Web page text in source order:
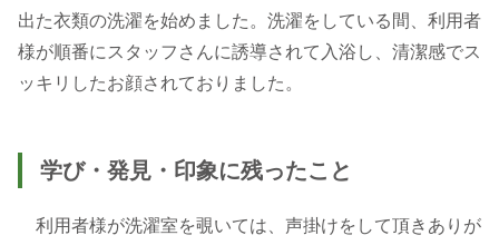
出た衣類の洗濯を始めました。洗濯をしている間、利用者
様が順番にスタッフさんに誘導されて入浴し、清潔感でス
ッキリしたお顔されておりました。
学び・発見・印象に残ったこと
利用者様が洗濯室を覗いては、声掛けをして頂きありが